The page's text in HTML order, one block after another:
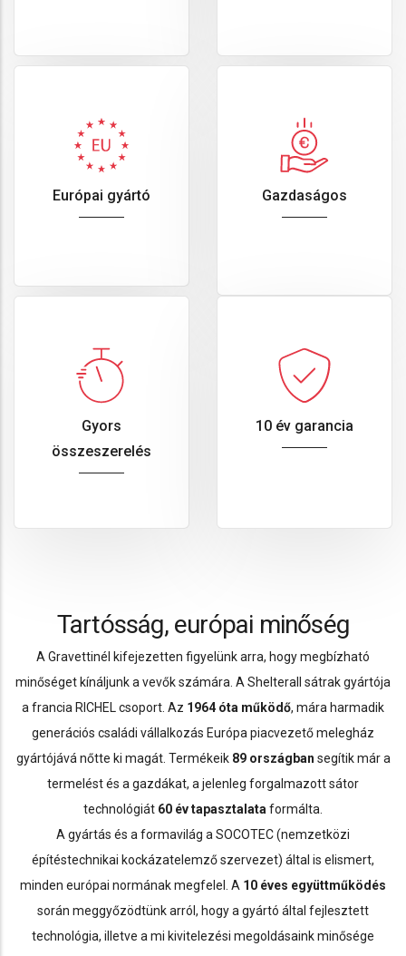
Európai gyártó Gazdaságos
Gyors
összeszerelés
10 év garancia
Tartósság, európai minőség
A Gravettinél kifejezetten figyelünk arra, hogy megbízható
minőséget kínáljunk a vevők számára. A Shelterall sátrak gyártója
a francia RICHEL csoport. Az 1964 óta működő, mára harmadik
generációs családi vállalkozás Európa piacvezető melegház
gyártójává nőtte ki magát. Termékeik 89 országban segítik már a
termelést és a gazdákat, a jelenleg forgalmazott sátor
technológiát 60 év tapasztalata formálta.
A gyártás és a formavilág a SOCOTEC (nemzetközi
építéstechnikai kockázatelemző szervezet) által is elismert,
minden európai normának megfelel. A 10 éves együttműködés
során meggyőzödtünk arról, hogy a gyártó által fejlesztett
technológia, illetve a mi kivitelezési megoldásaink minősége